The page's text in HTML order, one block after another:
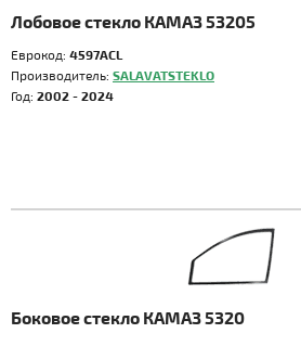
Лобовое стекло КАМАЗ 53205
Еврокод: 4597ACL
Производитель: SALAVATSTEKLO
Год: 2002 - 2024
Боковое стекло КАМАЗ 5320